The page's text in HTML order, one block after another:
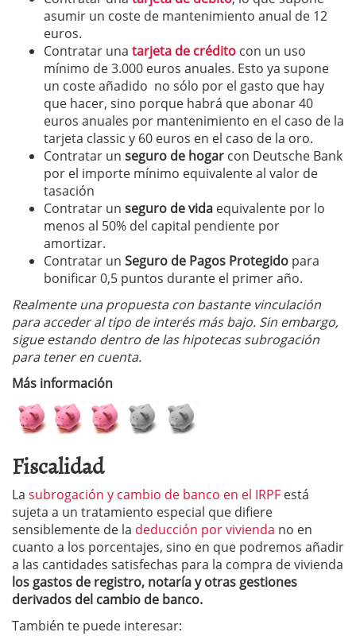
asumir un coste de mantenimiento anual de 12
euros.
Contratar una tarjeta de crédito con un uso
mínimo de 3.000 euros anuales. Esto ya supone
un coste añadido no sólo por el gasto que hay
que hacer, sino porque habrá que abonar 40
euros anuales por mantenimiento en el caso de la
tarjeta classic y 60 euros en el caso de la oro.
Contratar un seguro de hogar con Deutsche Bank
por el importe mínimo equivalente al valor de
tasación
Contratar un seguro de vida equivalente por lo
menos al 50% del capital pendiente por
amortizar.
Contratar un Seguro de Pagos Protegido para
bonificar 0,5 puntos durante el primer año.
Realmente una propuesta con bastante vinculación
para acceder al tipo de interés más bajo. Sin embargo,
sigue estando dentro de las hipotecas subrogación
para tener en cuenta.
Más información
Fiscalidad
La subrogación y cambio de banco en el IRPF está
sujeta a un tratamiento especial que difiere
sensiblemente de la deducción por vivienda no en
cuanto a los porcentajes, sino en que podremos añadir
a las cantidades satisfechas para la compra de vivienda
los gastos de registro, notaría y otras gestiones
derivados del cambio de banco.
También te puede interesar: